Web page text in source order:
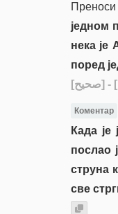
једном
нека је
поред
[صحيح]
Коментар
Када
послао
струна
све